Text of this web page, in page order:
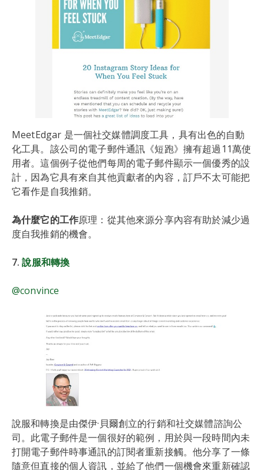
MeetEdgar 是一個社交媒體調度工具，具有出色的自動
化工具。該公司的電子郵件通訊《短跑》擁有超過11萬使
用者。這個例子從他們每周的電子郵件顯示一個優秀的設
計，因為它具有來自其他貢獻者的內容，訂戶不太可能把
它看作是自我推銷。
為什麼它的工作原理：從其他來源分享內容有助於減少過
度自我推銷的機會。
7.說服和轉換
@convince
說服和轉換是由傑伊·貝爾創立的行銷和社交媒體諮詢公
司。此電子郵件是一個很好的範例，用於與一段時間內未
打開電子郵件時事通訊的訂閱者重新接觸。他分享了一條
隨意但直接的個人資訊，並給了他們一個機會來重新確認